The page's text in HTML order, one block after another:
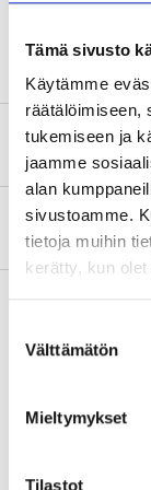
Tämä sivusto
Käytämme
räätälöimiseen,
tukemiseen ja
jaamme
alan
sivustoamme.
tietoja muihin
kerätty, kun
valinta
Välttämätön
Mieltymykset
Tilastot
Tietoa